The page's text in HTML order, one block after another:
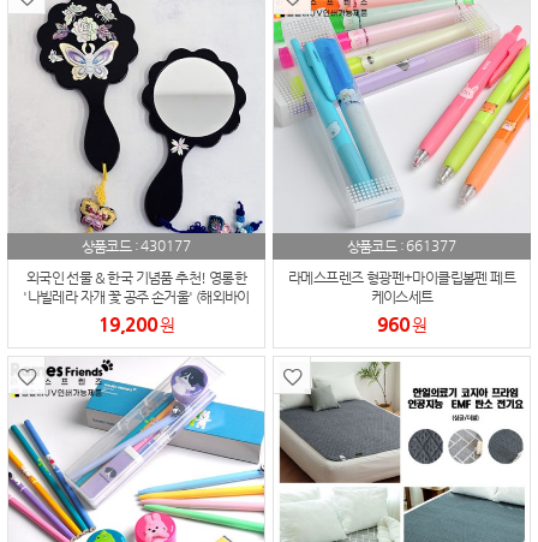
상품코드 :430177
외국인 선물 & 한국 기념품 추천! 영롱한
'나빌레라 자개 꽃 공주 손거울' (해외바이
어/부모님 선물)
19,200원
상품코드 : 661377
라메스프렌즈 형광펜+마이클립볼펜 페트
케이스세트
960원